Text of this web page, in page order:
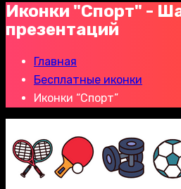
Иконки "Спорт" -
презентаций
Главная
Бесплатные иконки
Иконки “Спорт”